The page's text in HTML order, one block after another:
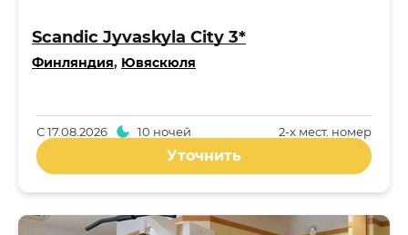
Scandic Jyvaskyla City 3*
Финляндия, Ювяскюля
2-x мест. номер
С17.08.2026 10 ночей
Уточнить